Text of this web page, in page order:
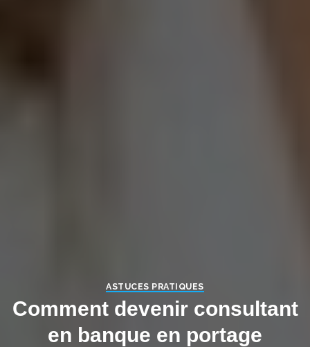
ASTUCES PRATIQUES
Comment devenir consultant
en banque en portage